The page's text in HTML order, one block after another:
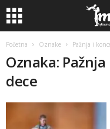
Početna Oznake Pažnja i
Oznaka:
dece